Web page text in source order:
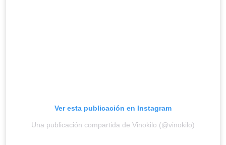
Ver esta publicación en Instagram
Una publicación compartida de Vinokilo (@vinokilo)